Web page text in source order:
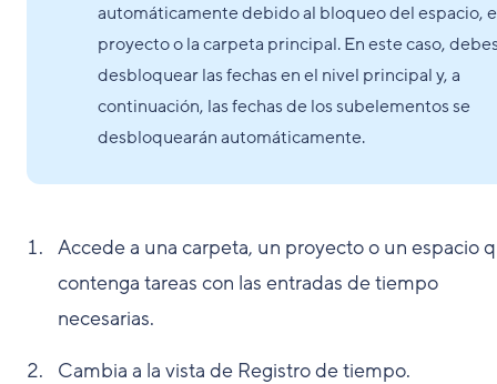
automáticamente debido al bloqueo del espacio,
proyecto o la carpeta principal. En este caso,
desbloquear las fechas en el nivel principal y, a
continuación, las fechas de los subelementos se
desbloquearán automáticamente.
Accede a una carpeta, un proyecto o un espacio
contenga tareas con las entradas de tiempo
necesarias.
Cambia a la vista de Registro de tiempo.